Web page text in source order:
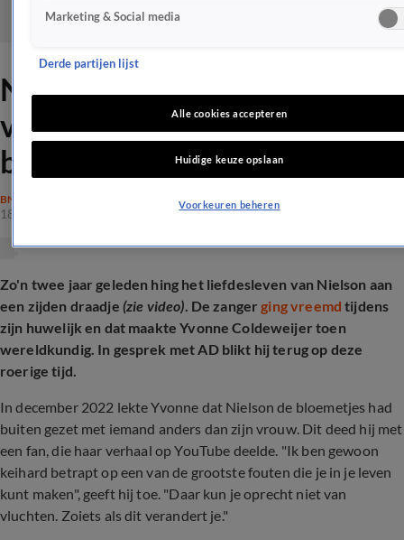
Nielson beschaamd over
vreemdgaan: 'Keihard
betrapt'
BN'ERS
18 jan 2025, 10:01
Zo'n twee jaar geleden hing het liefdesleven van Nielson aan
een zijden draadje (zie video). De zangerging vreemd tijdens
zijn huwelijk en dat maakte Yvonne Coldeweijer toen
wereldkundig. In gesprek met AD blikt hij terug op deze
roerige tijd.
In december 2022 lekte Yvonne dat Nielson de bloemetjes had
buiten gezet met iemand anders dan zijn vrouw. Dit deed hij met
een fan, die haar verhaal op YouTube deelde. "Ik ben gewoon
keihard betrapt op een van de grootste fouten die je in je leven
kunt maken", geeft hij toe. "Daar kun je oprecht niet van
vluchten. Zoiets als dit verandert je."
Marketing & Social media
Derde partijen lijst
Alle cookies accepteren
Huidige keuze opslaan
Voorkeuren beheren